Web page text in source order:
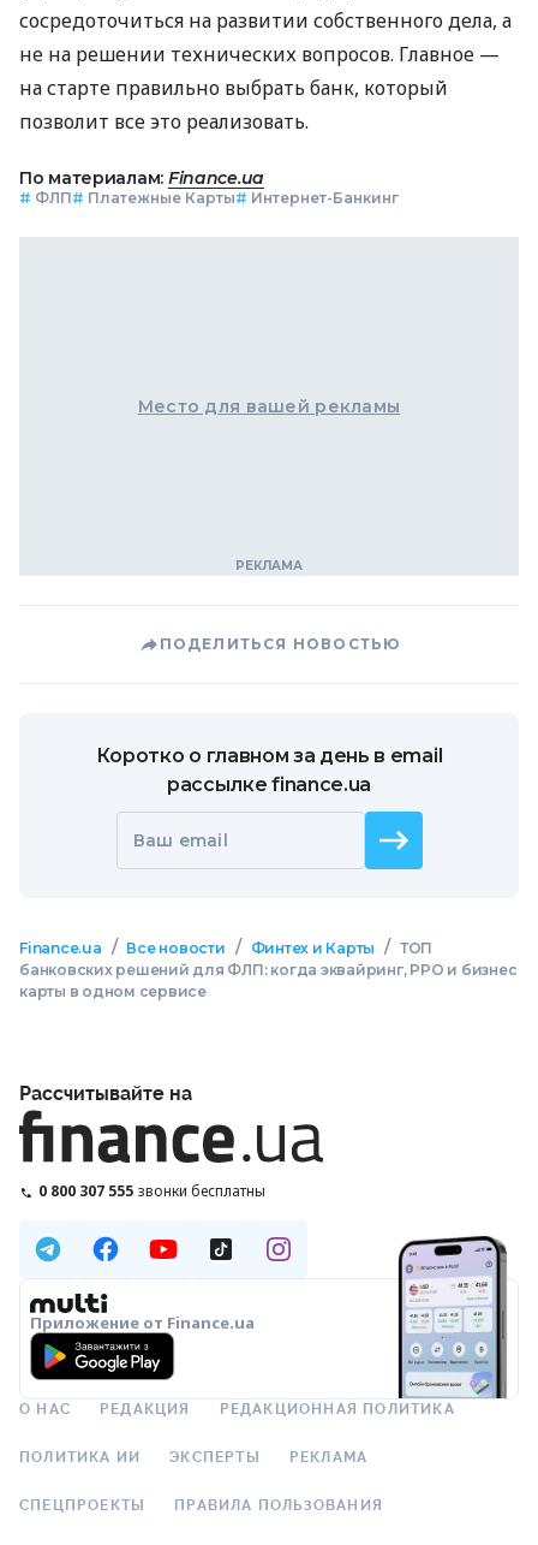
сосредоточиться на развитии собственного дела, а
не на решении технических вопросов. Главное —
на старте правильно выбрать банк, который
позволит все это реализовать.
По материалам: Finance.ua
# ФЛП# Платежные Карты# Интернет-Банкинг
Место для вашей рекламы
ПОДЕЛИТЬСЯ НОВОСТЬЮ
Коротко о главном за день в email
рассылке finance.ua
Ваш email
Finance.ua / Все новости / Финтех и Карты / ТОП
банковских решений для ФЛП: когда эквайринг, РРО и бизнес
карты в одном сервисе
Рассчитывайте на
0 800 307 555 звонки бесплатны
Приложение от Finance.ua
О НАС РЕДАКЦИЯ РЕДАКЦИОННАЯ ПОЛИТИКА
ПОЛИТИКА ИИ ЭКСПЕРТЫ РЕКЛАМА
СПЕЦПРОЕКТЫ ПРАВИЛА ПОЛЬЗОВАНИЯ